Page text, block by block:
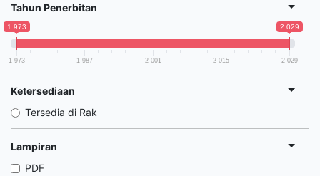
Tahun Penerbitan
1 973 2 029
1 973 1 987 2 001 2 015 2 029
Ketersediaan
Tersedia di Rak
Lampiran
PDF